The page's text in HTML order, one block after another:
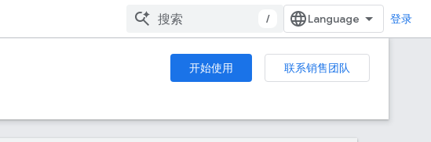
/ 登录
开始使用
联系销售团队